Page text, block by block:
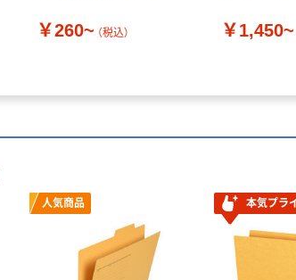
￥260~ （税込） ￥1,450~
人気商品 本気プラ
アスクル トイ
レクリーナー
オリジナル